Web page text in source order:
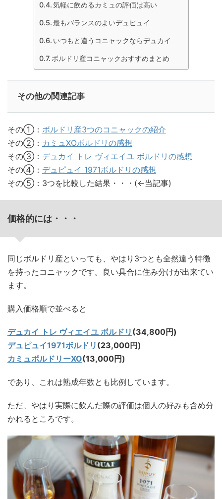
気軽に飲めるカミュの評価は高い
最もバランスのよいデュピュイ
いつもと違うコニャックならデュカイ
ボルドリ産コニャックおすすめまとめ
その他の関連記事
その①： ボルドリ産3つのコニャックの紹介
その②： カミュXOボルドリの感想
その③： デュカイ トレ ヴィエイユ ボルドリの感想
その④： デュピュイ 1971ボルドリの感想
その⑤：3つを比較した結果・・・(←当記事)
価格的には・・・
同じボルドリ産といっても、やはり3つとも全然違う特徴
を持ったコニャックです。良い具合に住み分けが出来てい
ます。
購入価格順で並べると
デュカイ トレ ヴィエイユ ボルドリ (34,800円)
デュピュイ1971ボルドリ (23,000円)
カミュボルドリーXO(13,000円)
であり、これは熟成年数とも比例しています。
ただ、やはり実際に飲んだ際の評価は個人の好みも含め分
かれるところです。